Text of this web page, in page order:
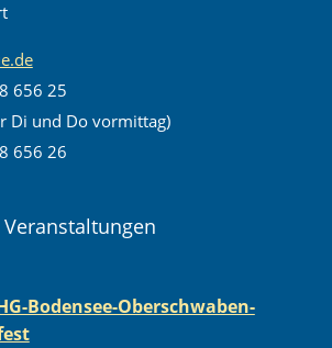
656 25
Di und Do vormittag)
656 26
Bodensee-Oberschwaben-